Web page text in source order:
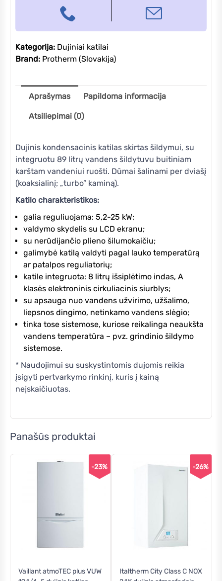
Kategorija: Dujiniai katilai
Brand: Protherm (Slovakija)
Aprašymas Papildoma informacija
Atsiliepimai (0)
Dujinis kondensacinis katilas skirtas šildymui, su
integruotu 89 litrų vandens šildytuvu buitiniam
karštam vandeniui ruošti. Dūmai šalinami per dviašį
(koaksialinį; „turbo” kaminą).
Katilo charakteristikos:
galia reguliuojama: 5,2-25 kW;
valdymo skydelis su LCD ekranu;
su nerūdijančio plieno šilumokaičiu;
galimybė katilą valdyti pagal lauko temperatūrą
ar patalpos reguliatorių;
katile integruota: 8 litrų išsiplėtimo indas, A
klasės elektroninis cirkuliacinis siurblys;
su apsauga nuo vandens užvirimo, užšalimo,
liepsnos dingimo, netinkamo vandens slėgio;
tinka tose sistemose, kuriose reikalinga neaukšta
vandens temperatūra – pvz. grindinio šildymo
sistemose.
* Naudojimui su suskystintomis dujomis reikia
įsigyti pertvarkymo rinkinį, kuris į kainą
neįskaičiuotas.
Panašūs produktai
-23%
Vaillant atmoTEC plus VUW
-26%
Italtherm City Class C NOX